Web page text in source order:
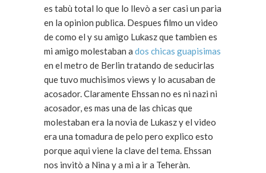
es tabù total lo que lo llevò a ser casi un paria
en la opinion publica. Despues filmo un video
de como el y su amigo Lukasz que tambien es
mi amigo molestaban a dos chicas guapisimas
en el metro de Berlin tratando de seducirlas
que tuvo muchisimos views y lo acusaban de
acosador. Claramente Ehssan no es ni nazi ni
acosador, es mas una de las chicas que
molestaban era la novia de Lukasz y el video
era una tomadura de pelo pero explico esto
porque aqui viene la clave del tema. Ehssan
nos invitò a Nina y a mi a ir a Teheràn.